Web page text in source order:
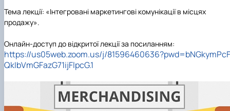
Тема лекції: «Інтегровані маркетингові комунікації в місцях
продажу».
Онлайн-доступ до відкритої лекції за посиланням:
https://us05web.zoom.us/j/
QkIbVmGFazG71ijFlpcG.1